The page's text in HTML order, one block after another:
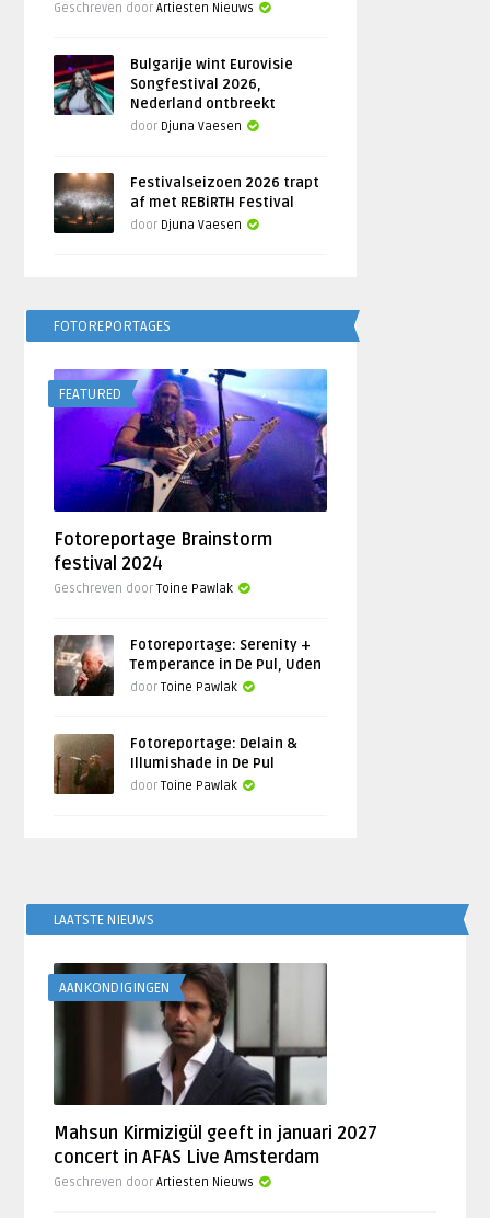
Geschreven doorArtiesten Nieuws
Bulgarije wint Eurovisie
Songfestival 2026,
Nederland ontbreekt
door Djuna Vaesen
Festivalseizoen 2026 trapt
af met REBiRTH Festival
door Djuna Vaesen
FOTOREPORTAGES
FEATURED
Fotoreportage Brainstorm
festival 2024
Geschreven doorToine Pawlak
Fotoreportage: Serenity +
Temperance in De Pul, Uden
doorToine Pawlak
Fotoreportage: Delain &
Illumishade in De Pul
doorToine Pawlak
LAATSTE NIEUWS
AANKONDIGINGEN
Mahsun Kirmizigül geeft in januari 2027
concert in AFAS Live Amsterdam
Geschreven doorArtiesten Nieuws